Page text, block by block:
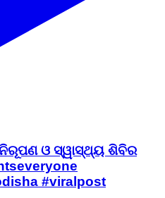
ଓ ସ୍ୱାସ୍ଥ୍ୟ ଶିବିର